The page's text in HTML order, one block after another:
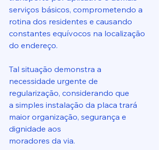
serviços básicos, comprometendo a
rotina dos residentes e causando
constantes equívocos na localização
do endereço.
Tal situação demonstra a
necessidade urgente de
regularização, considerando que
a simples instalação da placa trará
maior organização, segurança e
dignidade aos
moradores da via.